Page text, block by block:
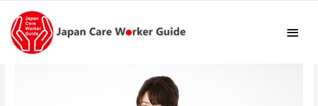
Main